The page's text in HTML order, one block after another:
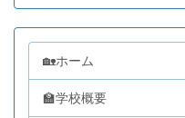
🏡ホーム
🏫学校概要